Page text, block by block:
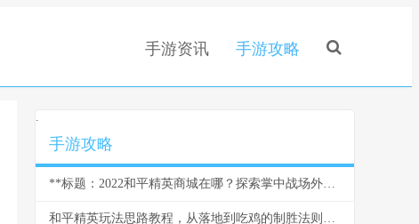
手游资讯 手游攻略
.
手游攻略
**标题：2022和平精英商城在哪？探索掌中战场外的军备仓库**
和平精英玩法思路教程，从落地到吃鸡的制胜法则，副标题，资深玩家的实战进阶指南